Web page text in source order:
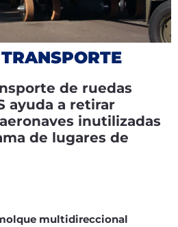
de ruedas
ayuda a retirar
inutilizadas
de lugares de
multidireccional